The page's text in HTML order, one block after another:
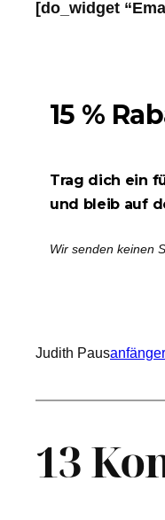
[do_widget
15 %
Trag dich ein
und bleib auf
Wir senden keinen
Judith Pausanfänger
13